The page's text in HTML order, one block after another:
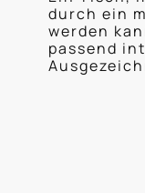
durch ein
werden
passend